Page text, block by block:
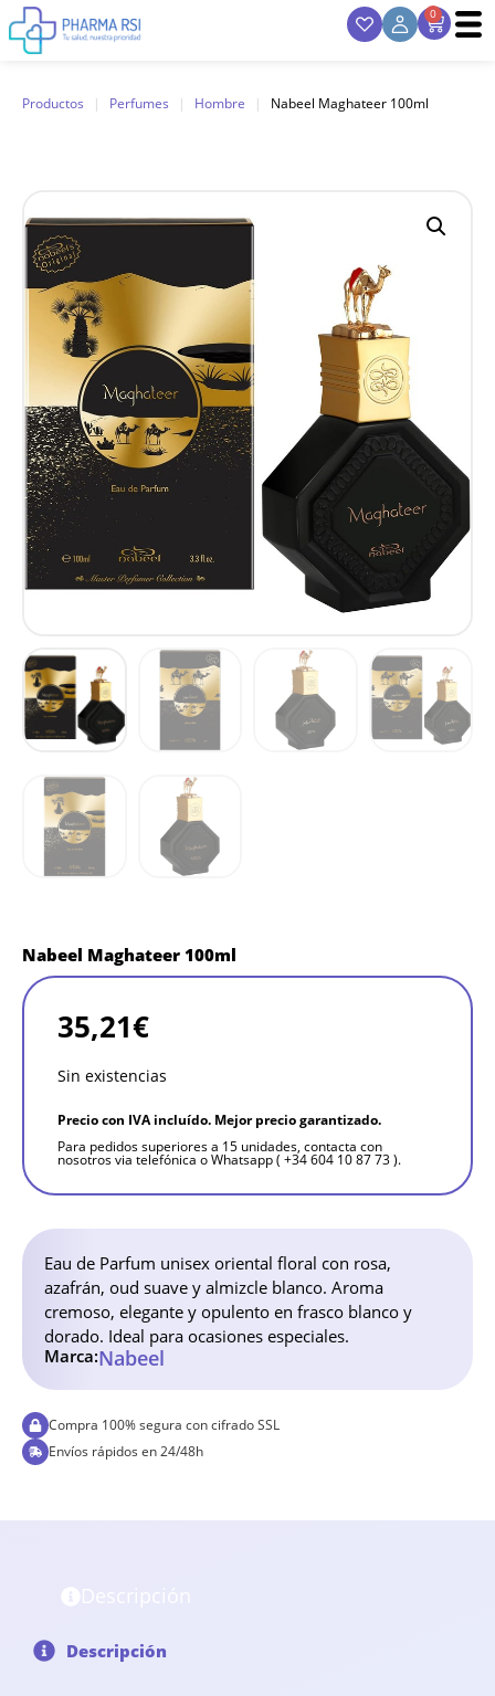
0
Productos | Perfumes | Hombre | Nabeel Maghateer 100ml
Nabeel Maghateer 100ml
Eau de Parfum unisex oriental floral con rosa,
azafrán, oud suave y almizcle blanco. Aroma
cremoso, elegante y opulento en frasco blanco y
dorado. Ideal para ocasiones especiales.
Marca:Nabeel
35,21€
Sin existencias
Precio con IVA incluído. Mejor precio garantizado.
Para pedidos superiores a 15 unidades, contacta con
nosotros via telefónica o Whatsapp ( +34 604 10 87 73 ).
Compra 100% segura con cifrado SSL
Envíos rápidos en 24/48h
Descripción